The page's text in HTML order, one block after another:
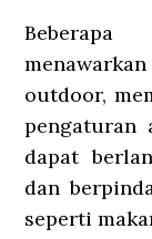
outdoor,
pengaturan
dapat
dan
seperti